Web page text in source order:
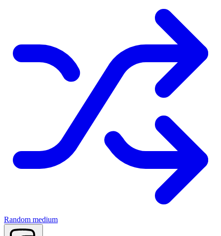
Random medium